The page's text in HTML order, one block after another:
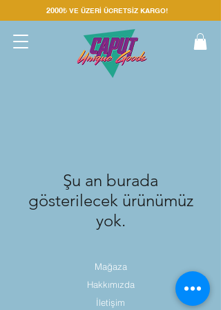
2000₺ VE ÜZERİ ÜCRETSİZ KARGO!
Şu an burada
gösterilecek ürünümüz
yok.
Mağaza
Hakkımızda
İletişim